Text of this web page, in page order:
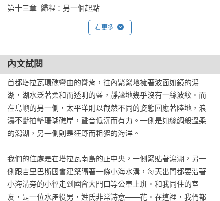
第十三章  歸程：另一個起點
看更多
內文試閱
首都塔拉瓦環礁彎曲的脊背，往內緊緊地擁著波面如鏡的潟
湖，湖水泛著柔和而透明的藍，靜謐地幾乎沒有一絲波紋。而
在島嶼的另一側，太平洋則以截然不同的姿態回應著陸地，浪
濤不斷拍擊珊瑚礁岸，聲音低沉而有力。一側是如絲綢般溫柔
的潟湖，另一側則是狂野而粗獷的海洋。
我們的住處是在塔拉瓦南島的正中央，一側緊貼著潟湖，另一
側跟吉里巴斯國會建築隔著一條小海水溝，每天出門都要沿著
小海溝旁的小徑走到國會大門口等公車上班。和我同住的室
友，是一位水產役男，姓氏非常詩意——花。在這裡，我們都